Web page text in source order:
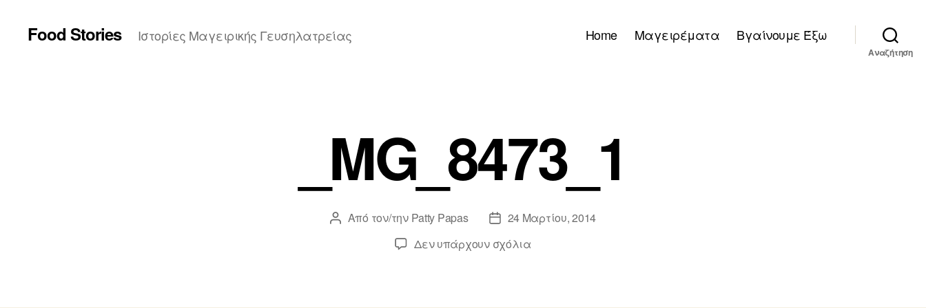
Food Stories Ιστορίες Μαγειρικής Γευσηλατρείας Home Μαγειρέματα Βγαίνουμε Έξω
Αναζήτηση
_MG_8473_1
Συντάκτης
Από τον/την Patty Papas
Ημ.24 Μαρτίου, 2014
Δεν υπάρχουν σχόλιαστο